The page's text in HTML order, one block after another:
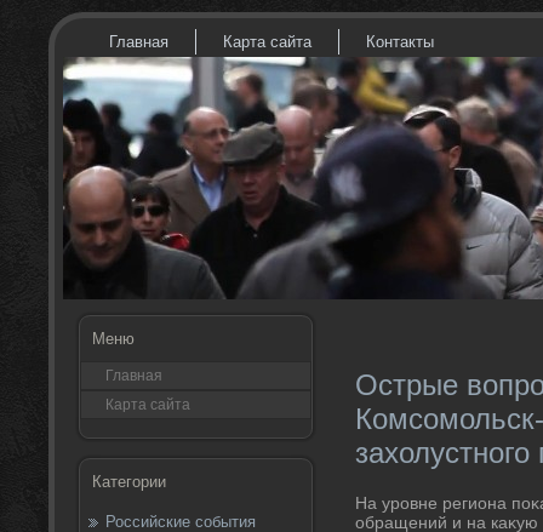
Главная Карта сайта Контакты
Меню
Главная
Карта сайта
Категории
Российские события
Острые
На уровне региона
обращений и на каκую